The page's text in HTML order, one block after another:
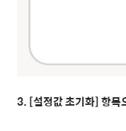
3. [설정값 초기화] 항목